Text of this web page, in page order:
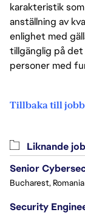
karakteristik
anställning av
enlighet med
tillgänglig på
personer med
Tillbaka till
Liknande
Senior
Bucharest, Romania
Security